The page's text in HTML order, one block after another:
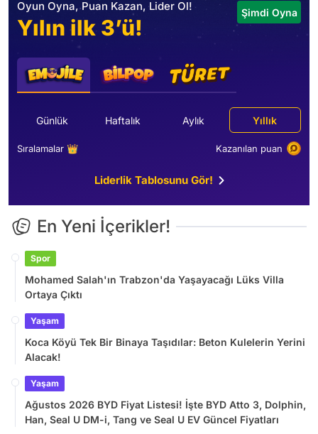
Oyun Oyna, Puan Kazan, Lider Ol!
Yılın ilk 3’ü!
Şimdi Oyna
Günlük Haftalık Aylık Yıllık
Sıralamalar 👑 Kazanılan puan
Liderlik Tablosunu Gör!
En Yeni İçerikler!
Spor
Mohamed Salah'ın Trabzon'da Yaşayacağı Lüks Villa
Ortaya Çıktı
Yaşam
Koca Köyü Tek Bir Binaya Taşıdılar: Beton Kulelerin Yerini
Alacak!
Yaşam
Ağustos 2026 BYD Fiyat Listesi! İşte BYD Atto 3, Dolphin,
Han, Seal U DM-i, Tang ve Seal U EV Güncel Fiyatları